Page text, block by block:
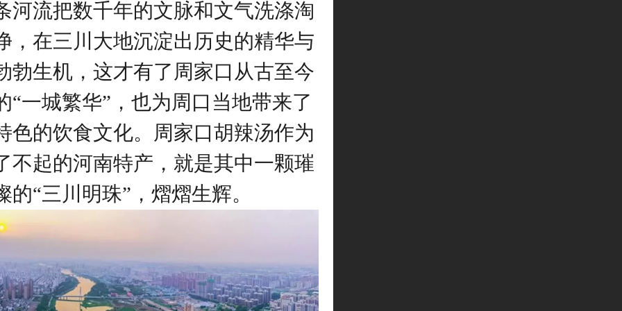
河流把数千年的文脉和文气洗涤淘
，在三川大地沉淀出历史的精华与
勃生机，这才有了周家口从古至今
“一城繁华” ，也为周口当地带来了
色的饮食文化。周家口胡辣汤作为
不起的河南特产，就是其中一颗璀
的“三川明珠” ，熠熠生辉。